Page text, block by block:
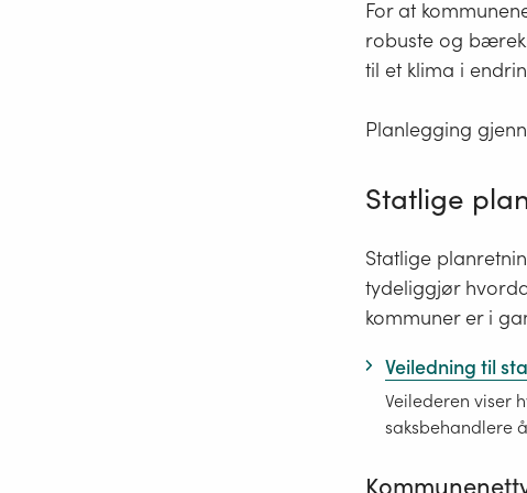
For at
robuste og
til et klima i
Planlegging
Statlige
Statlige
tydeliggjør
kommuner er i
Veiledning til
Veilederen viser
saksbehandlere